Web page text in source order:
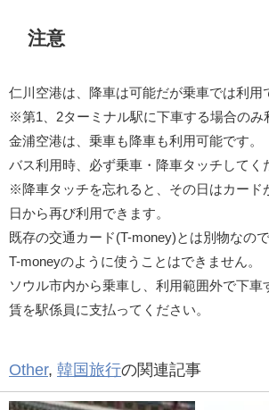
注意
仁川空港は、降車は可能だが乗車では利用
※第1、2ターミナル駅に下車する場合のみ
金浦空港は、乗車も降車も利用可能です。
バス利用時、必ず乗車・降車タッチしてく
※降車タッチを忘れると、その日はカード
日から再び利用できます。
既存の交通カード(T-money)とは別物なの
T-moneyのように使うことはできません。
ソウル市内から乗車し、利用範囲外で下車
賃を駅係員に支払ってください。
Other, 韓国旅行の関連記事